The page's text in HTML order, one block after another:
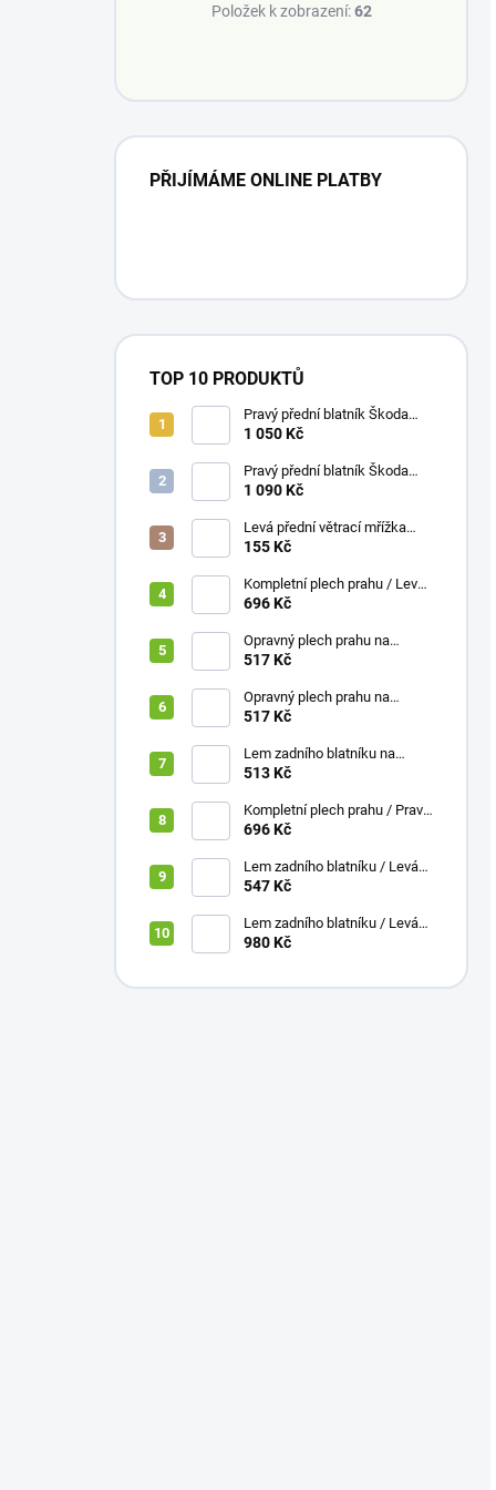
Položek k zobrazení:62
PŘIJÍMÁME ONLINE PLATBY
TOP 10 PRODUKTŮ
Pravý přední blatník Škoda
Fabia 1 / 00-07
1 050 Kč
Pravý přední blatník Škoda
Octavia 1 / 98-10
1 090 Kč
Levá přední větrací mřížka
nárazníku Škoda Octavia I /
155 Kč
Kompletní plech prahu / Levá
ŠKODA Felicia 94-01
696 Kč
Opravný plech prahu na
Nissan X-TRAIL 2001-2007 /
517 Kč
Opravný plech prahu na
Nissan X-TRAIL 2001-2007 /
517 Kč
Lem zadního blatníku na
Nissan X-TRAIL 2001-2007 /
513 Kč
Kompletní plech prahu / Pravá
ŠKODA Felicia 94-01
696 Kč
Lem zadního blatníku / Levá
ŠKODA Felicia 94-01
547 Kč
Lem zadního blatníku / Levá
ŠKODA Yeti 2009+
980 Kč